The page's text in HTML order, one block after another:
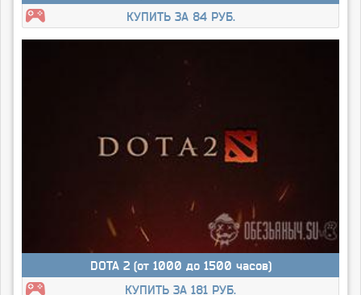
КУПИТЬ ЗА 84 РУБ.
DOTA 2 (от 1000 до 1500 часов)
КУПИТЬ ЗА 181 РУБ.